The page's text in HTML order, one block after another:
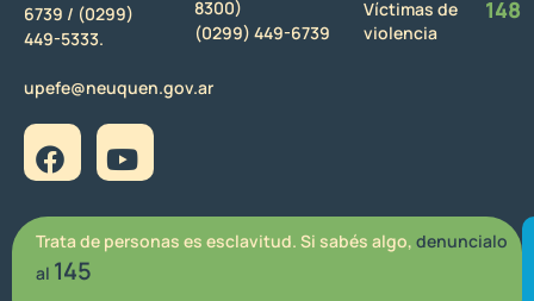
6739 / (0299)
449-5333.
upefe@neuquen.gov.ar
8300)
(0299) 449-6739
Víctimas de
violencia
148
Trata de personas es esclavitud. Si sabés algo, denuncialo
al 145